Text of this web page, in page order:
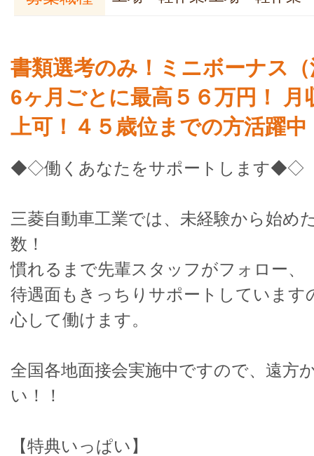
書類選考のみ！ミニボーナス
6ヶ月ごとに最高５６万円！ 月
上可！４５歳位までの方活躍中
◆◇働くあなたをサポートします◆◇
三菱自動車工業では、未経験から始め
数！
慣れるまで先輩スタッフがフォロー、
待遇面もきっちりサポートしています
心して働けます。
全国各地面接会実施中ですので、遠方
い！！
【特典いっぱい】